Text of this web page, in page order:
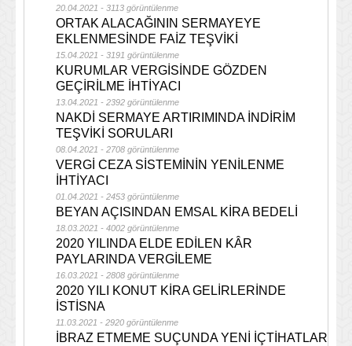
20.04.2021 - 3113 görüntülenme
ORTAK ALACAĞININ SERMAYEYE
EKLENMESİNDE FAİZ TEŞVİKİ
15.04.2021 - 3191 görüntülenme
KURUMLAR VERGİSİNDE GÖZDEN
GEÇİRİLME İHTİYACI
13.04.2021 - 2392 görüntülenme
NAKDİ SERMAYE ARTIRIMINDA İNDİRİM
TEŞVİKİ SORULARI
08.04.2021 - 2708 görüntülenme
VERGİ CEZA SİSTEMİNİN YENİLENME
İHTİYACI
01.04.2021 - 2453 görüntülenme
BEYAN AÇISINDAN EMSAL KİRA BEDELİ
18.03.2021 - 4002 görüntülenme
2020 YILINDA ELDE EDİLEN KÂR
PAYLARINDA VERGİLEME
16.03.2021 - 2808 görüntülenme
2020 YILI KONUT KİRA GELİRLERİNDE
İSTİSNA
11.03.2021 - 2920 görüntülenme
İBRAZ ETMEME SUÇUNDA YENİ İÇTİHATLAR